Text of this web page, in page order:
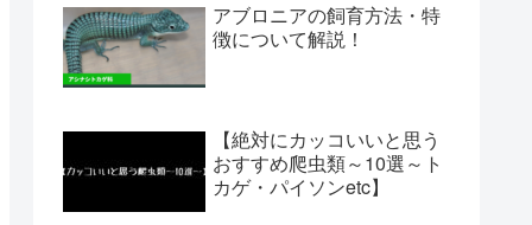
アブロニアの飼育方法・特
徴について解説！
【絶対にカッコいいと思う
おすすめ爬虫類～10選～ト
カゲ・パイソンetc】